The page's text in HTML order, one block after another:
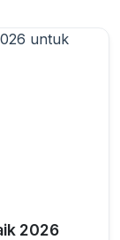
2026